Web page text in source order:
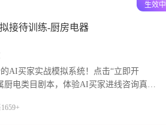
生效中
接待训练-厨房电器
AI买家实战模拟系统！点击“立即开
厨电类目剧本，体验AI买家进线咨询真实